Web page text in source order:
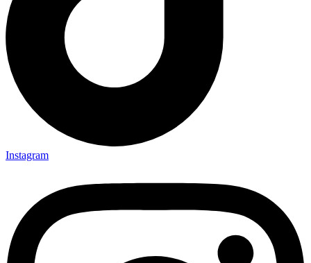
Instagram